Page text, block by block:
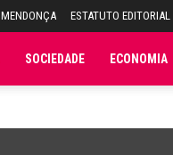
ESTATUTO EDITORIAL
SOCIEDADE ECONOMIA